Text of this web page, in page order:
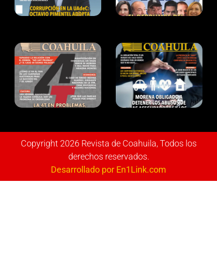
Copyright 2026 Revista de Coahuila, Todos los
derechos reservados.
Desarrollado por En1Link.com